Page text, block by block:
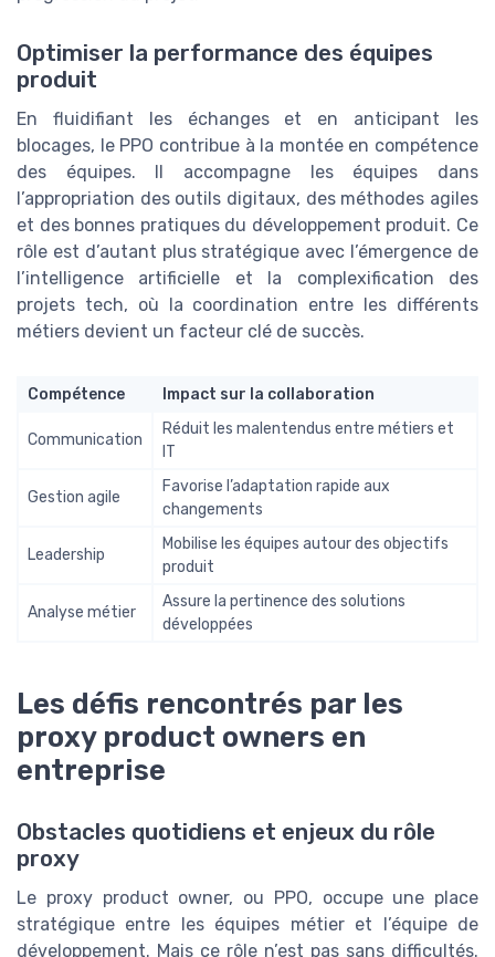
Optimiser la performance des équipes
produit
En fluidifiant les échanges et en anticipant les
blocages, le PPO contribue à la montée en compétence
des équipes. Il accompagne les équipes dans
l’appropriation des outils digitaux, des méthodes agiles
et des bonnes pratiques du développement produit. Ce
rôle est d’autant plus stratégique avec l’émergence de
l’intelligence artificielle et la complexification des
projets tech, où la coordination entre les différents
métiers devient un facteur clé de succès.
Compétence Impact sur la collaboration
Communication
Réduit les malentendus entre métiers et
IT
Gestion agile
Favorise l’adaptation rapide aux
changements
Leadership
Mobilise les équipes autour des objectifs
produit
Analyse métier
Assure la pertinence des solutions
développées
Les défis rencontrés par les
proxy product owners en
entreprise
Obstacles quotidiens et enjeux du rôle
proxy
Le proxy product owner, ou PPO, occupe une place
stratégique entre les équipes métier et l’équipe de
développement. Mais ce rôle n’est pas sans difficultés.